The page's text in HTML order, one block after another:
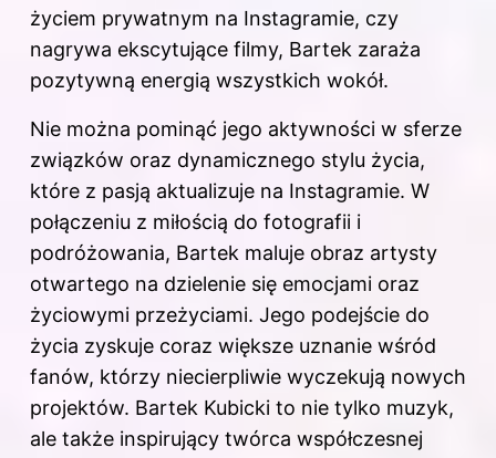
życiem prywatnym na Instagramie, czy
nagrywa ekscytujące filmy, Bartek zaraża
pozytywną energią wszystkich wokół.
Nie można pominąć jego aktywności w sferze
związków oraz dynamicznego stylu życia,
które z pasją aktualizuje na Instagramie. W
połączeniu z miłością do fotografii i
podróżowania, Bartek maluje obraz artysty
otwartego na dzielenie się emocjami oraz
życiowymi przeżyciami. Jego podejście do
życia zyskuje coraz większe uznanie wśród
fanów, którzy niecierpliwie wyczekują nowych
projektów. Bartek Kubicki to nie tylko muzyk,
ale także inspirujący twórca współczesnej